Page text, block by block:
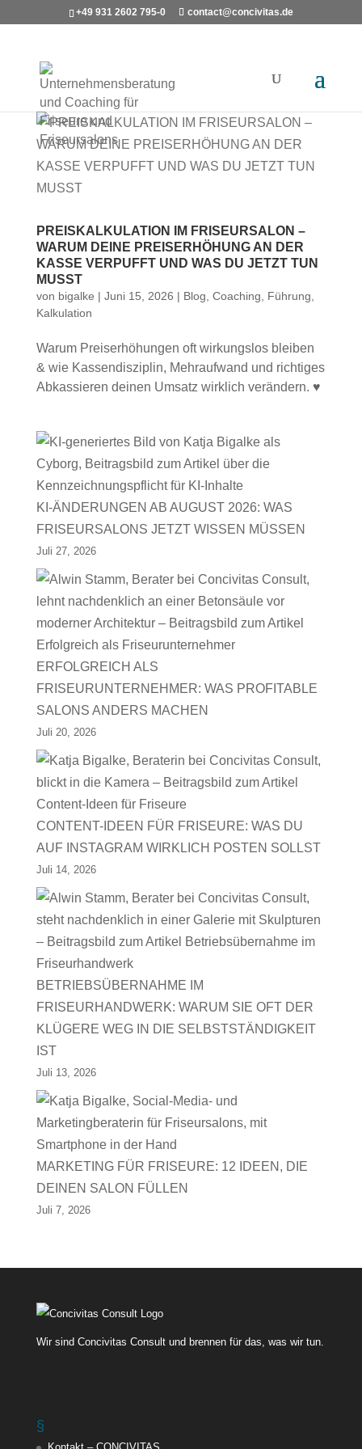
+49 931 2602 795-0 contact@concivitas.de
PREISKALKULATION IM FRISEURSALON –
WARUM DEINE PREISERHÖHUNG AN DER
KASSE VERPUFFT UND WAS DU JETZT TUN
MUSST
von bigalke | Juni 15, 2026 | Blog Coaching Führung
Kalkulation
Warum Preiserhöhungen oft wirkungslos bleiben
& wie Kassendisziplin, Mehraufwand und richtiges
Abkassieren deinen Umsatz wirklich verändern. ♥
KI-ÄNDERUNGEN AB AUGUST 2026: WAS
FRISEURSALONS JETZT WISSEN MÜSSEN
Juli 27, 2026
ERFOLGREICH ALS
FRISEURUNTERNEHMER: WAS PROFITABLE
SALONS ANDERS MACHEN
Juli 20, 2026
CONTENT-IDEEN FÜR FRISEURE: WAS DU
AUF INSTAGRAM WIRKLICH POSTEN SOLLST
Juli 14, 2026
BETRIEBSÜBERNAHME IM
FRISEURHANDWERK: WARUM SIE OFT DER
KLÜGERE WEG IN DIE SELBSTSTÄNDIGKEIT
IST
Juli 13, 2026
MARKETING FÜR FRISEURE: 12 IDEEN, DIE
DEINEN SALON FÜLLEN
Juli 7, 2026
Wir sind Concivitas Consult und brennen für das, was wir tun.
§